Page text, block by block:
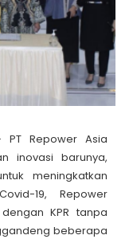
PT Repower Asia
inovasi barunya,
meningkatkan
19, Repower
KPR tanpa
beberapa